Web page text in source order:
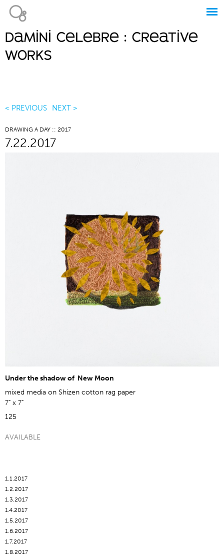
Main
menu
damini celebre : creative
works
< PREVIOUS NEXT >
DRAWING A DAY :: 2017
7.22.2017
Under the shadow of New Moon
mixed media on Shizen cotton rag paper
7" x 7"
125
AVAILABLE
1.1.2017
1.2.2017
1.3.2017
1.4.2017
1.5.2017
1.6.2017
1.7.2017
1.8.2017